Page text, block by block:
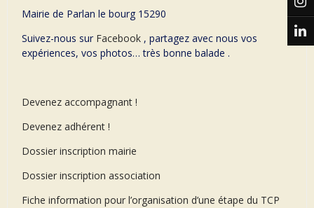
Mairie de Parlan le bourg 15290
Suivez-nous sur Facebook , partagez avec nous vos
expériences, vos photos… très bonne balade .
Devenez accompagnant !
Devenez adhérent !
Dossier inscription mairie
Dossier inscription association
Fiche information pour l’organisation d’une étape du TCP